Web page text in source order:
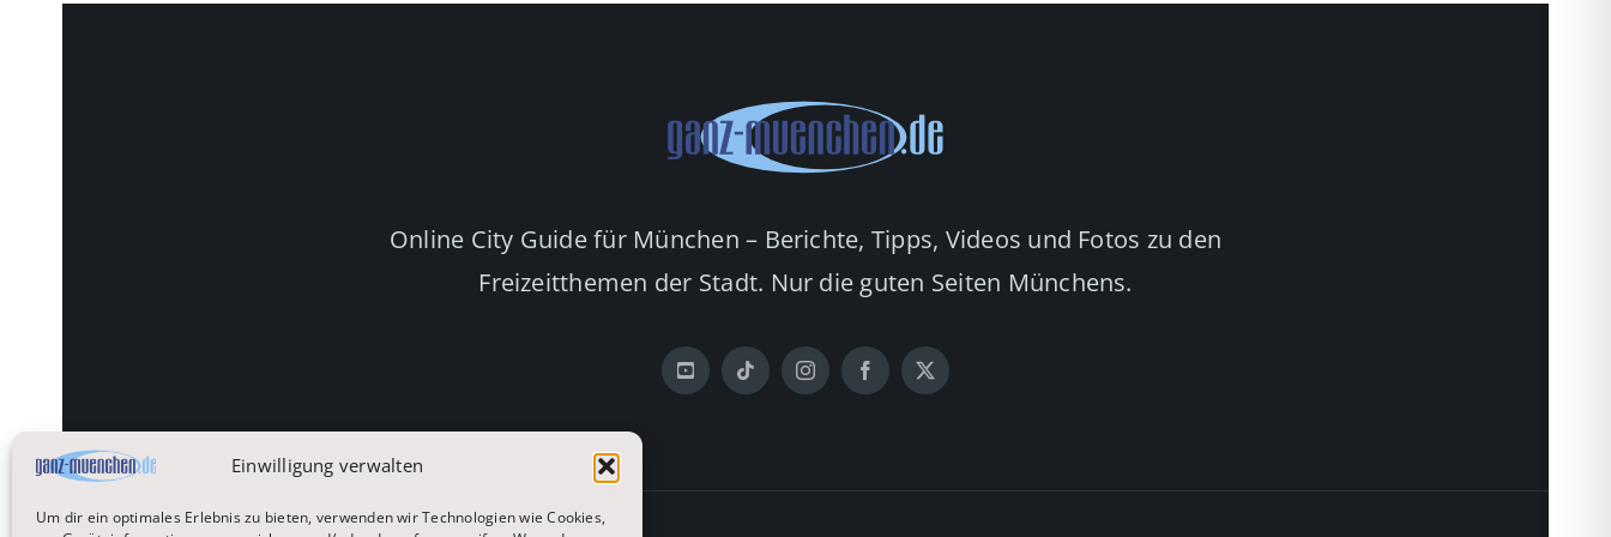
Einwilligung verwalten
Um dir ein optimales Erlebnis zu bieten, verwenden wir Technologien wie Cookies,
Online City Guide für München – Berichte, Tipps, Videos und Fotos zu den
Freizeitthemen der Stadt. Nur die guten Seiten Münchens.